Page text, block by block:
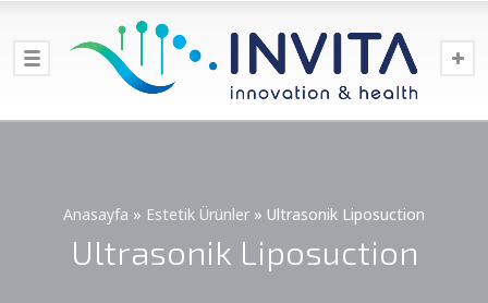
Anasayfa » Estetik Ürünler » Ultrasonik Liposuction
Ultrasonik Liposuction